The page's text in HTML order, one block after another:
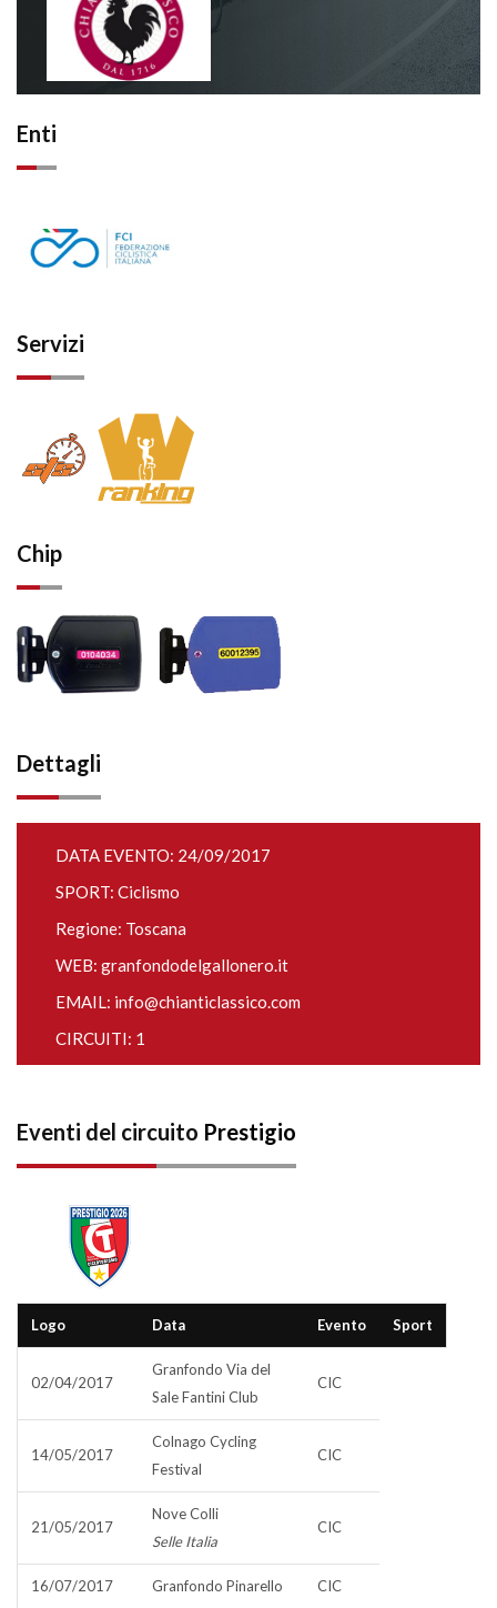
Enti
Servizi
Chip
Dettagli
DATA EVENTO: 24/09/2017
SPORT: Ciclismo
Regione: Toscana
WEB: granfondodelgallonero.it
EMAIL: info@chianticlassico.com
CIRCUITI: 1
Eventi del circuito Prestigio
Logo Data Evento Sport
02/04/2017
Granfondo Via del
Sale Fantini Club
CIC
14/05/2017
Colnago Cycling
Festival
CIC
21/05/2017
Nove Colli
Selle Italia
CIC
16/07/2017 Granfondo Pinarello CIC